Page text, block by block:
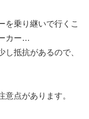
を乗り継いで行くこ
カー…
抵抗があるので、
意点があります。